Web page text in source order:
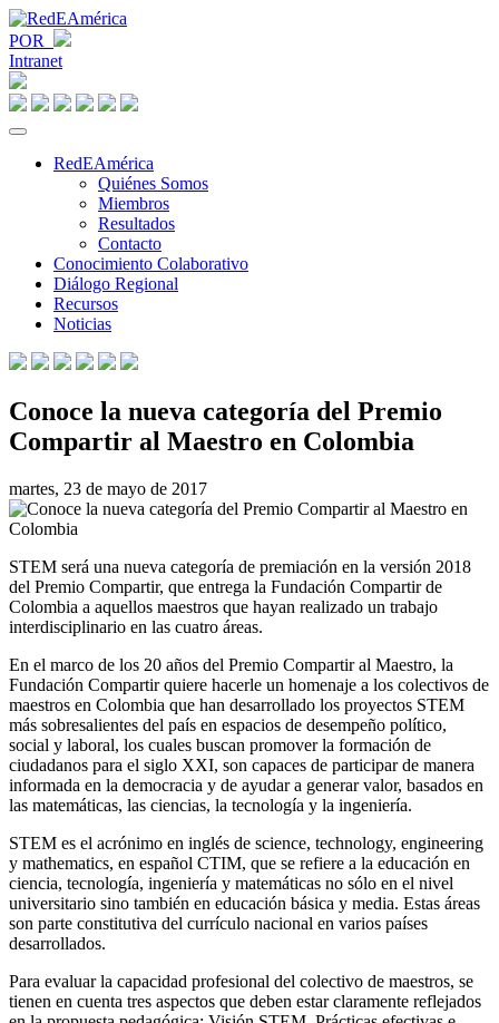
POR
Intranet
RedEAmérica
Quiénes Somos
Miembros
Resultados
Contacto
Conocimiento Colaborativo
Diálogo Regional
Recursos
Noticias
Conoce la nueva categoría del Premio
Compartir al Maestro en Colombia
martes, 23 de mayo de 2017
STEM será una nueva categoría de premiación en la versión 2018
del Premio Compartir, que entrega la Fundación Compartir de
Colombia a aquellos maestros que hayan realizado un trabajo
interdisciplinario en las cuatro áreas.
En el marco de los 20 años del Premio Compartir al Maestro, la
Fundación Compartir quiere hacerle un homenaje a los colectivos de
maestros en Colombia que han desarrollado los proyectos STEM
más sobresalientes del país en espacios de desempeño político,
social y laboral, los cuales buscan promover la formación de
ciudadanos para el siglo XXI, son capaces de participar de manera
informada en la democracia y de ayudar a generar valor, basados en
las matemáticas, las ciencias, la tecnología y la ingeniería.
STEM es el acrónimo en inglés de science, technology, engineering
y mathematics, en español CTIM, que se refiere a la educación en
ciencia, tecnología, ingeniería y matemáticas no sólo en el nivel
universitario sino también en educación básica y media. Estas áreas
son parte constitutiva del currículo nacional en varios países
desarrollados.
Para evaluar la capacidad profesional del colectivo de maestros, se
tienen en cuenta tres aspectos que deben estar claramente reflejados